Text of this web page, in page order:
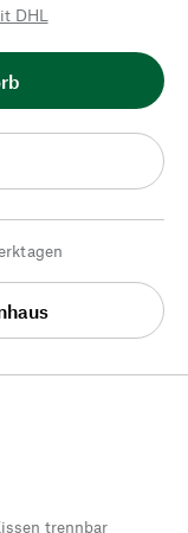
DHL
trennbar